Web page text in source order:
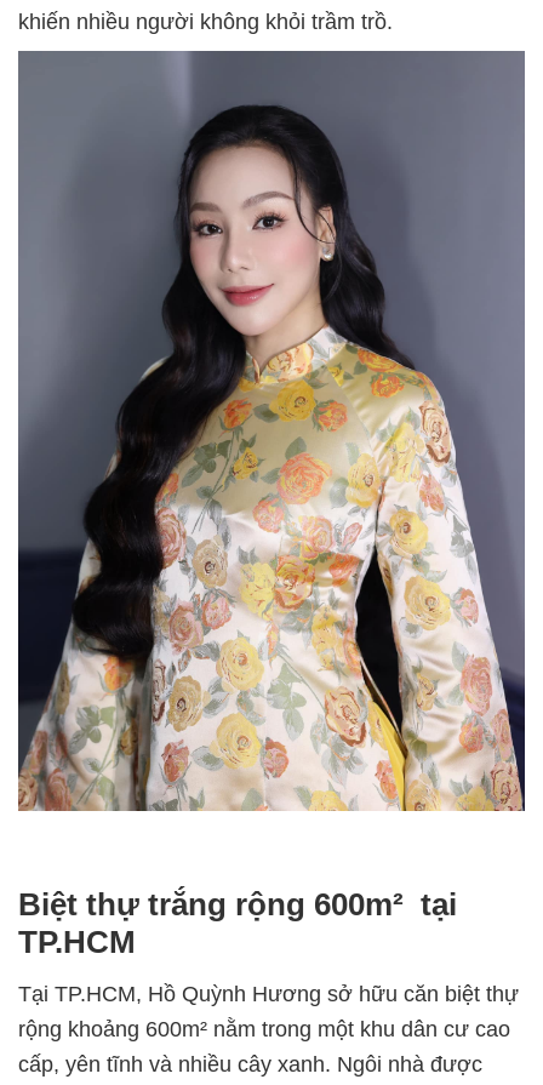
khiến nhiều người không khỏi trầm trồ.
Biệt thự trắng rộng 600m² tại
TP.HCM
Tại TP.HCM, Hồ Quỳnh Hương sở hữu căn biệt thự
rộng khoảng 600m² nằm trong một khu dân cư cao
cấp, yên tĩnh và nhiều cây xanh. Ngôi nhà được